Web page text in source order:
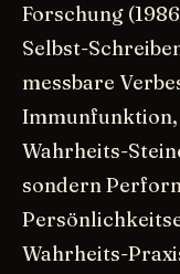
Forschung
Selbst-
messbare
Wahrheits-
sondern
Wahrheits-